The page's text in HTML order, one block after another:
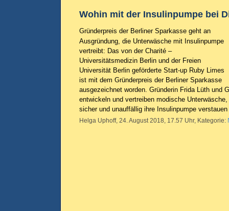
Wohin mit der Insulinpumpe bei
Gründerpreis der Berliner Sparkasse geht an
Ausgründung, die Unterwäsche mit Insulinpumpe
vertreibt: Das von der Charité –
Universitätsmedizin Berlin und der Freien
Universität Berlin geförderte Start-up Ruby Limes
ist mit dem Gründerpreis der Berliner Sparkasse
ausgezeichnet worden. Gründerin Frida Lüth und
entwickeln und vertreiben modische
sicher und unauffällig ihre Insulinpumpe
Helga Uphoff, 24. August 2018, 17.57 Uhr, Kategorie: